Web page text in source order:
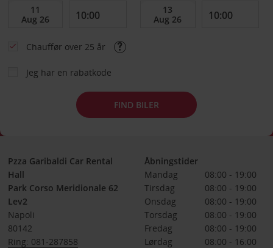
Chauffør over 25 år
Jeg har en rabatkode
FIND BILER
Pzza Garibaldi Car Rental
Hall
Park Corso Meridionale 62
Lev2
Napoli
80142
Ring: 081-287858
Åbningstider
Mandag
08:00 - 19:00
Tirsdag
08:00 - 19:00
Onsdag
08:00 - 19:00
Torsdag
08:00 - 19:00
Fredag
08:00 - 19:00
Lørdag
08:00 - 16:00